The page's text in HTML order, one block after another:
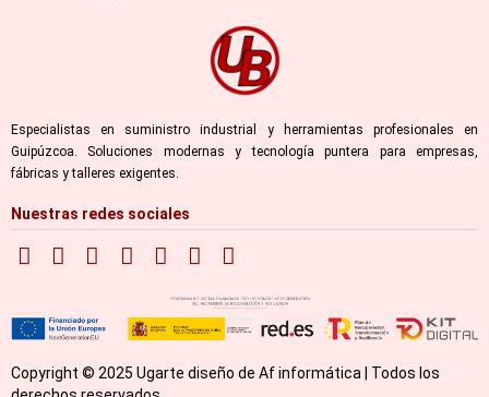
Especialistas en suministro industrial y herramientas profesionales en
Guipúzcoa. Soluciones modernas y tecnología puntera para empresas,
fábricas y talleres exigentes.
Nuestras redes sociales
Copyright © 2025 Ugarte diseño de Af informática | Todos los